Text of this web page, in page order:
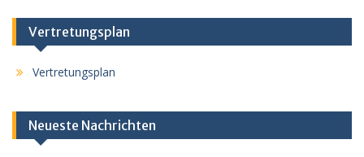
Vertretungsplan
Vertretungsplan
Neueste Nachrichten